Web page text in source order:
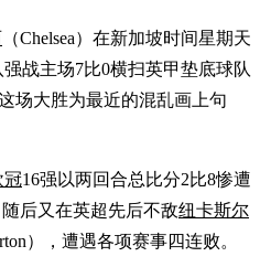
（Chelsea）在新加坡时间星期天
强战主场7比0横扫英甲垫底球队
场大胜为最近的混乱画上句
冠16强以两回合总比分2比8惨遭
后又在英超先后不敌纽卡斯尔
），遭遇各项赛事四连败。